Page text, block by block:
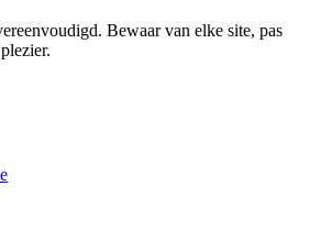
Bewaar van elke site, pas